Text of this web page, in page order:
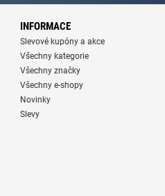
INFORMACE
Slevové kupóny a akce
Všechny kategorie
Všechny značky
Všechny e-shopy
Novinky
Slevy